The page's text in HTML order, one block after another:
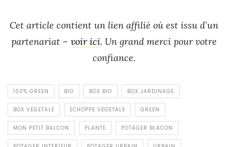
Cet article contient un lien affilié où est issu d’un
partenariat – voir ici. Un grand merci pour votre
confiance.
100% GREEN BIO BOX BIO BOX JARDINAGE
BOX VEGETALE ECHOPPE VEGETALE GREEN
MON PETIT BALCON PLANTE POTAGER BLACON